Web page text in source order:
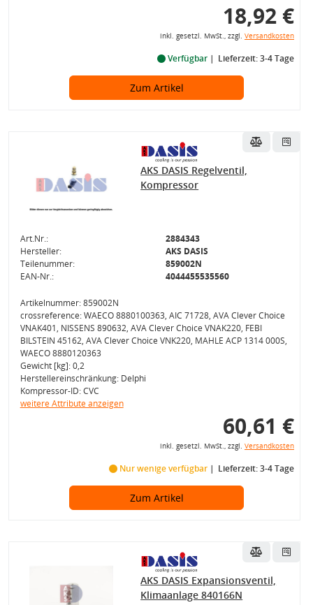
18,92 €
inkl. gesetzl. MwSt., zzgl. Versandkosten
Verfügbar Lieferzeit: 3-4 Tage
Zum Artikel
AKS DASIS Regelventil,
Kompressor
Art.Nr.:
2884343
Hersteller:
AKS DASIS
Teilenummer:
859002N
EAN-Nr.:
4044455535560
Artikelnummer: 859002N
crossreference: WAECO 8880100363, AIC 71728, AVA Clever Choice
VNAK401, NISSENS 890632, AVA Clever Choice VNAK220, FEBI
BILSTEIN 45162, AVA Clever Choice VNK220, MAHLE ACP 1314 000S,
WAECO 8880120363
Gewicht [kg]: 0,2
Herstellereinschränkung: Delphi
Kompressor-ID: CVC
weitere Attribute anzeigen
60,61 €
inkl. gesetzl. MwSt., zzgl. Versandkosten
Nur wenige verfügbar Lieferzeit: 3-4 Tage
Zum Artikel
AKS DASIS Expansionsventil,
Klimaanlage 840166N